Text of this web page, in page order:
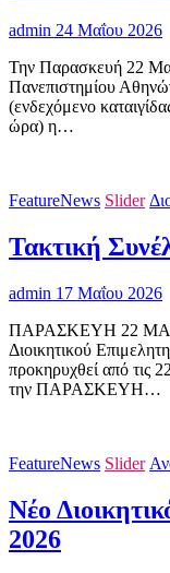
admin 24 Μαΐου 2026
Την Παρασκευή 22
Πανεπιστημίου
(ενδεχόμενο
ώρα) η…
FeatureNews Slider
Τακτική
admin 17 Μαΐου 2026
ΠΑΡΑΣΚΕΥΗ 22
Διοικητικού
προκηρυχθεί από τις
την ΠΑΡΑΣΚΕΥΗ…
FeatureNews Slider
Νέο
2026